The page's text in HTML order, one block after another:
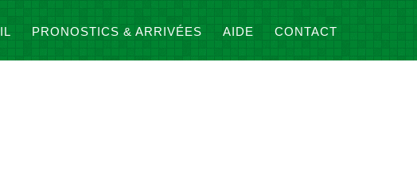
PRONOSTICS & ARRIVÉES AIDE CONTACT